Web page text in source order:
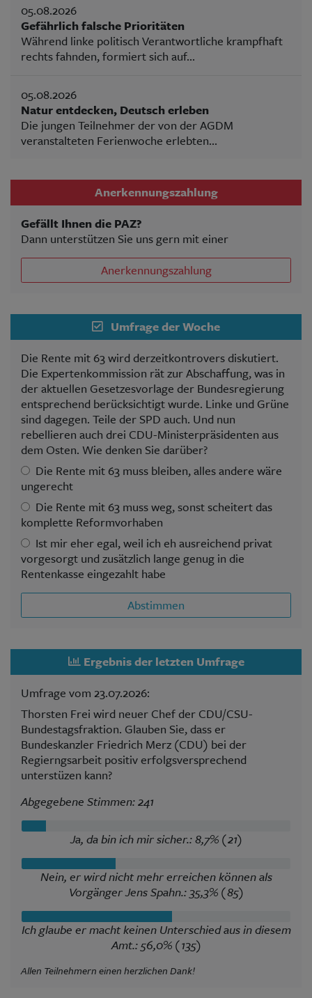
05.08.2026
Gefährlich falsche Prioritäten
Während linke politisch Verantwortliche krampfhaft
rechts fahnden, formiert sich auf...
05.08.2026
Natur entdecken, Deutsch erleben
Die jungen Teilnehmer der von der AGDM
veranstalteten Ferienwoche erlebten...
Anerkennungszahlung
Gefällt Ihnen die PAZ?
Dann unterstützen Sie uns gern mit einer
Anerkennungszahlung
Umfrage der Woche
Die Rente mit 63 wird derzeitkontrovers diskutiert.
Die Expertenkommission rät zur Abschaffung, was in
der aktuellen Gesetzesvorlage der Bundesregierung
entsprechend berücksichtigt wurde. Linke und Grüne
sind dagegen. Teile der SPD auch. Und nun
rebellieren auch drei CDU-Ministerpräsidenten aus
dem Osten. Wie denken Sie darüber?
Die Rente mit 63 muss bleiben, alles andere wäre
ungerecht
Die Rente mit 63 muss weg, sonst scheitert das
komplette Reformvorhaben
Ist mir eher egal, weil ich eh ausreichend privat
vorgesorgt und zusätzlich lange genug in die
Rentenkasse eingezahlt habe
Abstimmen
Ergebnis der letzten Umfrage
Umfrage vom 23.07.2026:
Thorsten Frei wird neuer Chef der CDU/CSU-
Bundestagsfraktion. Glauben Sie, dass er
Bundeskanzler Friedrich Merz (CDU) bei der
Regierngsarbeit positiv erfolgsversprechend
unterstüzen kann?
Abgegebene Stimmen: 241
Ja, da bin ich mir sicher.: 8,7% (21)
Nein, er wird nicht mehr erreichen können als
Vorgänger Jens Spahn.: 35,3% (85)
Ich glaube er macht keinen Unterschied aus in diesem
Amt.: 56,0% (135)
Allen Teilnehmern einen herzlichen Dank!